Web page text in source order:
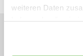
weiteren Daten
Sie haben